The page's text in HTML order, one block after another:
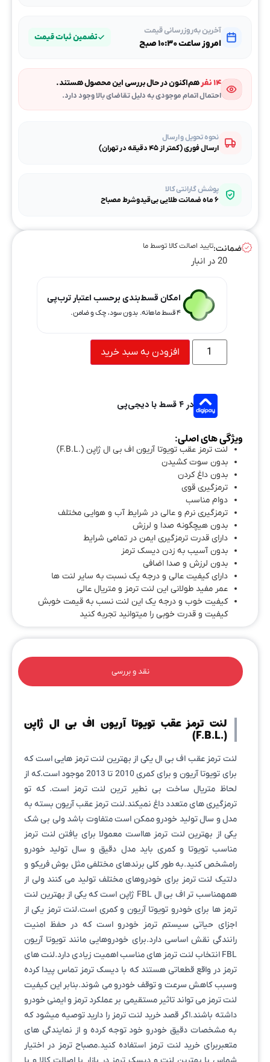
آخرین به‌روزرسانی قیمت
امروز ساعت ۱۰:۳۰ صبح
تضمین ثبات قیمت
۱۴ نفر هم‌اکنون در حال بررسی این محصول هستند.
احتمال اتمام موجودی به دلیل تقاضای بالا وجود دارد.
نحوه تحویل و ارسال
ارسال فوری (کمتر از ۴۵ دقیقه در تهران)
پوشش گارانتی کالا
۶ ماه ضمانت طلایی بی‌قیدوشرط مصباح
ضمانت:تایید اصالت کالا توسط ما
20 در انبار
امکان قسط‌بندی برحسب اعتبار ترب‌پی
۴ قسط ماهانه. بدون سود، چک و ضامن.
افزودن به سبد خرید
در ۴ قسط با دیجی‌پی
ویژگی های اصلی:
لنت ترمز عقب تویوتا آریون اف بی ال ژاپن (.F.B.L)
بدون سوت کشیدن
بدون داغ کردن
ترمزگیری قوی
دوام مناسب
ترمزگیری نرم و عالی در شرایط آب و هوایی مختلف
بدون هیچگونه صدا و لرزش
دارای قدرت ترمزگیری ایمن در تمامی شرایط
بدون آسیب به زدن دیسک ترمز
بدون لرزش و صدا اضافی
دارای کیفیت عالی و درجه یک نسبت به سایر لنت ها
عمر مفید طولانی این لنت ترمز و متریال عالی
کیفیت خوب و درجه یک این لنت نسب به قیمت خوبش
کیفیت و قدرت خوبی را میتوانید تجربه کنید
نقد و بررسی
لنت ترمز عقب تویوتا آریون اف بی ال ژاپن
(.F.B.L)
لنت ترمز عقب اف بی ال یکی از بهترین لنت ترمز هایی است که
برای تویوتا آریون و برای کمری 2010 تا 2013 موجود است.که از
لحاظ متریال ساخت بی نطیر ترین لنت ترمز است. که تو
ترمزگیری های متعدد داغ نمیکند.لنت ترمز عقب آریون بسته به
مدل و سال تولید خودرو ممکن است متفاوت باشد ولی بی شک
یکی از بهترین لنت ترمز هااست معمولا برای یافتن لنت ترمز
مناسب تویوتا و کمری باید مدل دقیق و سال تولید خودرو
رامشخص کنید.به طور کلی برندهای مختلفی مثل بوش فریکو و
دلتیک لنت ترمز برای خودروهای مختلف تولید می کنند ولی از
همهمناسب تر اف بی ال FBL ژاپن است که یکی از بهترین لنت
ترمز ها برای خودرو تویوتا آریون و کمری است.لنت ترمز یکی از
اجزای حیاتی سیستم ترمز خودرو است که در حفظ امنیت
رانندگی نقش اساسی دارد.برای خودروهایی مانند تویوتا آریون
FBL انتخاب لنت ترمز های مناسب اهمیت زیادی دارد.لنت های
ترمز در واقع قطعاتی هستند که با دیسک ترمز تماس پیدا کرده
وسبب کاهش سرعت و توقف خودرو می شوند.بنابر این کیفیت
لنت ترمز می تواند تاثیر مستقیمی بر عملکرد ترمز و ایمنی خودرو
داشته باشند.اگر قصد خرید لنت ترمز را دارید توصیه میشود که
به مشخصات دقیق خودرو خود توجه کرده و از نمایندگی های
متعبربرای خرید لنت ترمز استفاده کنید.مصباح ترمز در اختیار